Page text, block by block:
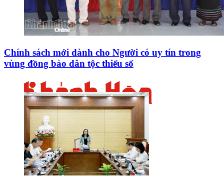
Chính sách mới dành cho Người có uy tín trong
vùng đồng bào dân tộc thiểu số